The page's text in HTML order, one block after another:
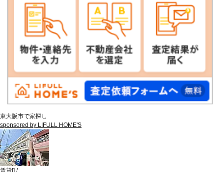
東大阪市で家探し
sponsored by LIFULL HOME'S
賃貸[] /